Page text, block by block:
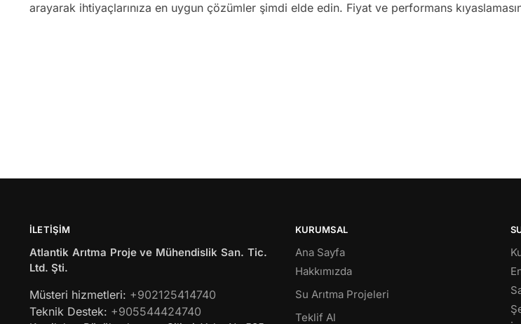
arayarak ihtiyaçlarınıza en uygun çözümler şimdi elde edin. Fiyat ve performans
İLETIŞIM
Atlantik Arıtma Proje ve Mühendislik San. Tic.
Ltd. Şti.
Müsteri hizmetleri: +902125414740
Teknik Destek: +905544424740
KURUMSAL
Ana Sayfa
Hakkımızda
Su Arıtma Projeleri
Teklif Al